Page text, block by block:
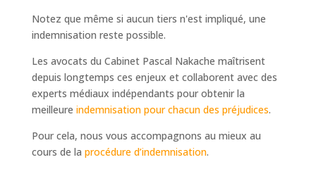
Notez que même si aucun tiers n'est impliqué, une
indemnisation reste possible.
Les avocats du Cabinet Pascal Nakache maîtrisent
depuis longtemps ces enjeux et collaborent avec des
experts médiaux indépendants pour obtenir la
meilleure indemnisation pour chacun des préjudices.
Pour cela, nous vous accompagnons au mieux au
cours de la procédure d’indemnisation.